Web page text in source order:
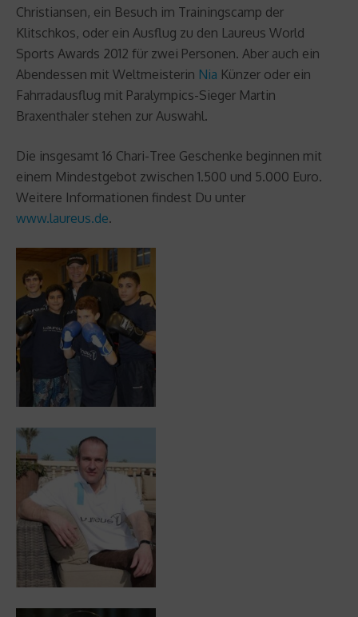
Christiansen, ein Besuch im Trainingscamp der
Klitschkos, oder ein Ausflug zu den Laureus World
Sports Awards 2012 für zwei Personen. Aber auch ein
Abendessen mit Weltmeisterin Nia Künzer oder ein
Fahrradausflug mit Paralympics-Sieger Martin
Braxenthaler stehen zur Auswahl.
Die insgesamt 16 Chari-Tree Geschenke beginnen mit
einem Mindestgebot zwischen 1.500 und 5.000 Euro.
Weitere Informationen findest Du unter
www.laureus.de.